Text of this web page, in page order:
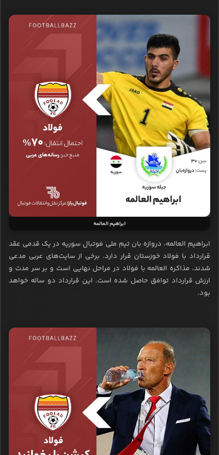
ابراهیم العالمه
ابراهیم العالمه، دروازه بان تیم ملی فوتبال سوریه در یک قدمی عقد
قرارداد با فولاد خوزستان قرار دارد. برخی از سایت‌های عربی مدعی
شدند، مذاکره العالمه با فولاد در مراحل نهایی است و بر سر مدت و
ارزش قرارداد توافق حاصل شده است. این قرارداد دو ساله خواهد
بود.